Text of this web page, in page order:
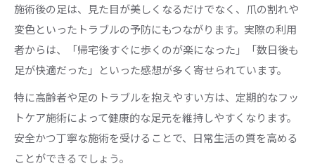
施術後の足は、見た目が美しくなるだけでなく、爪の割れや
変色といったトラブルの予防にもつながります。実際の利用
者からは、「帰宅後すぐに歩くのが楽になった」「数日後も
足が快適だった」といった感想が多く寄せられています。
特に高齢者や足のトラブルを抱えやすい方は、定期的なフッ
トケア施術によって健康的な足元を維持しやすくなります。
安全かつ丁寧な施術を受けることで、日常生活の質を高める
ことができるでしょう。